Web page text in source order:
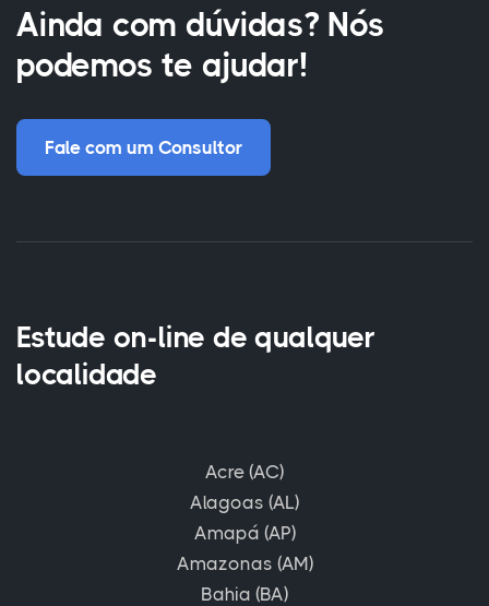
Ainda com dúvidas? Nós
podemos te ajudar!
Fale com um Consultor
Estude on-line de qualquer
localidade
Acre (AC)
Alagoas (AL)
Amapá (AP)
Amazonas (AM)
Bahia (BA)